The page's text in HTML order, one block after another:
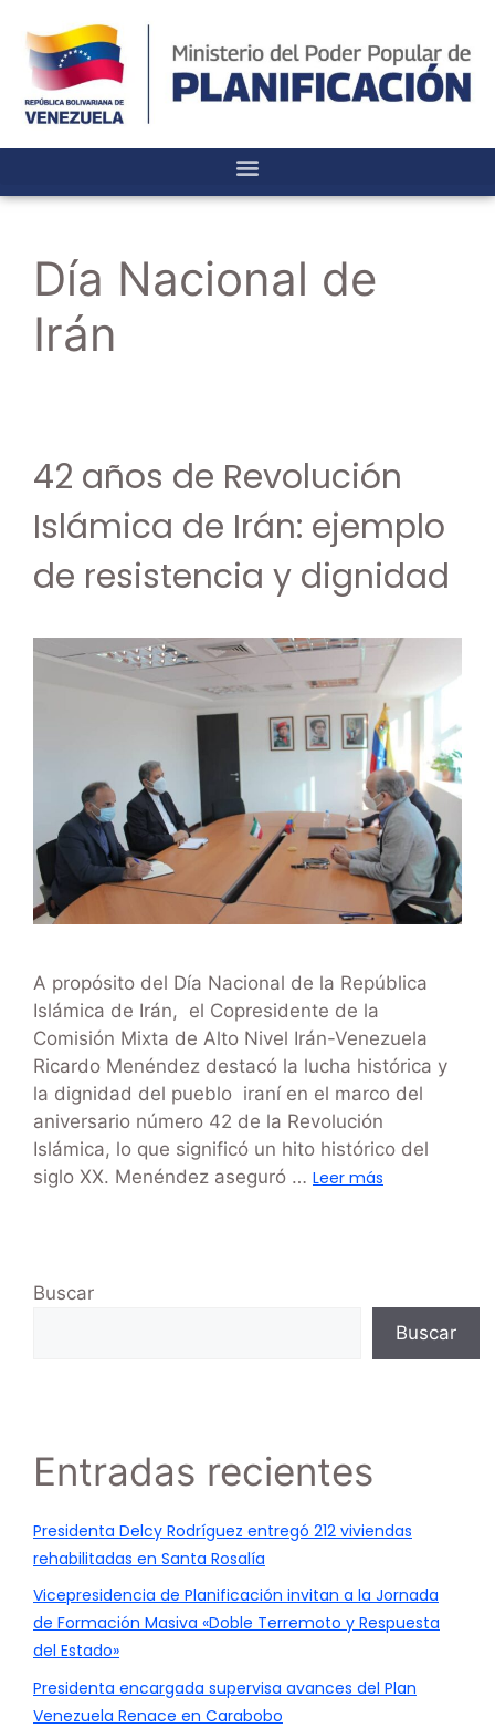
Día Nacional de
Irán
42 años de Revolución
Islámica de Irán: ejemplo
de resistencia y dignidad
A propósito del Día Nacional de la República
Islámica de Irán, el Copresidente de la
Comisión Mixta de Alto Nivel Irán-Venezuela
Ricardo Menéndez destacó la lucha histórica y
la dignidad del pueblo iraní en el marco del
aniversario número 42 de la Revolución
Islámica, lo que significó un hito histórico del
siglo XX. Menéndez aseguró … Leer más
Buscar
Buscar
Entradas recientes
Presidenta Delcy Rodríguez entregó 212 viviendas
rehabilitadas en Santa Rosalía
Vicepresidencia de Planificación invitan a la Jornada
de Formación Masiva «Doble Terremoto y Respuesta
del Estado»
Presidenta encargada supervisa avances del Plan
Venezuela Renace en Carabobo